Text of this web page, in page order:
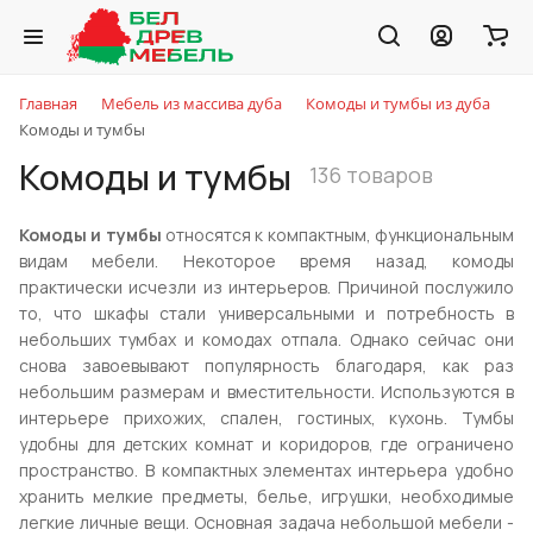
Главная Мебель из массива дуба
Комоды и тумбы из дуба
Комоды и тумбы
Комоды и тумбы 136 товаров
Комоды и тумбы относятся к компактным, функциональным
видам мебели. Некоторое время назад, комоды
практически исчезли из интерьеров. Причиной послужило
то, что шкафы стали универсальными и потребность в
небольших тумбах и комодах отпала. Однако сейчас они
снова завоевывают популярность благодаря, как раз
небольшим размерам и вместительности. Используются в
интерьере прихожих, спален, гостиных, кухонь. Тумбы
удобны для детских комнат и коридоров, где ограничено
пространство. В компактных элементах интерьера удобно
хранить мелкие предметы, белье, игрушки, необходимые
легкие личные вещи. Основная задача небольшой мебели -